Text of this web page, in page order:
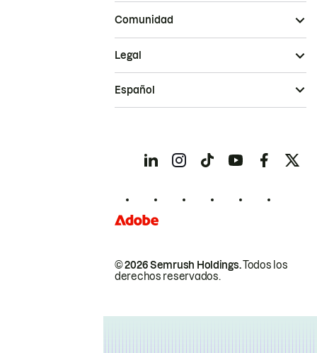
Comunidad
© 2026 Semrush Holdings.Todos los
derechos reservados.
Legal
Español